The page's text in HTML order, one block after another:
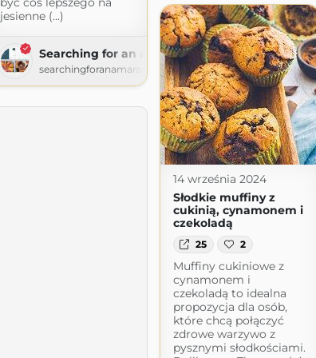
jesienne (...)
Searching for an amaranth
searchingforanamaranth.home.blog
14 września 2024
Słodkie muffiny z
cukinią, cynamonem i
czekoladą
25 2
Muffiny cukiniowe z
cynamonem i
czekoladą to idealna
propozycja dla osób,
które chcą połączyć
zdrowe warzywo z
pysznymi słodkościami.